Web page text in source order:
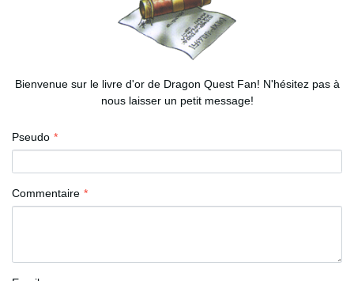
Bienvenue sur le livre d'or de Dragon Quest Fan! N'hésitez pas à
nous laisser un petit message!
Pseudo
Commentaire